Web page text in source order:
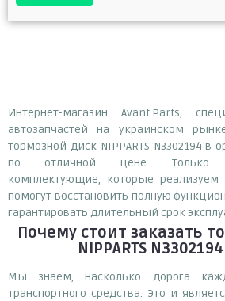
Интернет-магазин Avant.Parts,
автозапчастей на украинском
тормозной диск NIPPARTS N3302194 в
по отличной цене. Только
комплектующие, которые
помогут восстановить полную
гарантировать длительный срок
Почему стоит заказать
NIPPARTS N3302194
Мы знаем, насколько дорога
транспортного средства. Это и